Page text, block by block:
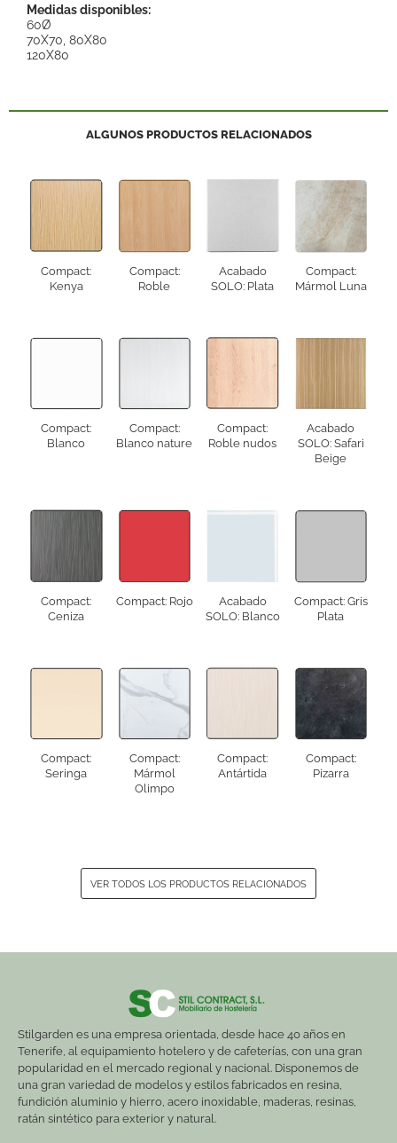
Medidas disponibles:
60Ø
70X70, 80X80
120X80
ALGUNOS PRODUCTOS RELACIONADOS
Compact:
Kenya
Compact:
Roble
Acabado
SOLO: Plata
Compact:
Mármol Luna
Compact:
Blanco
Compact:
Blanco nature
Compact:
Roble nudos
Acabado
SOLO: Safari
Beige
Compact:
Ceniza
Compact: Rojo
Acabado
SOLO: Blanco
Compact: Gris
Plata
Compact:
Seringa
Compact:
Mármol
Olimpo
Compact:
Antártida
Compact:
Pizarra
VER TODOS LOS PRODUCTOS RELACIONADOS
Stilgarden es una empresa orientada, desde hace 40 años en
Tenerife, al equipamiento hotelero y de cafeterías, con una gran
popularidad en el mercado regional y nacional. Disponemos de
una gran variedad de modelos y estilos fabricados en resina,
fundición aluminio y hierro, acero inoxidable, maderas, resinas,
ratán sintético para exterior y natural.